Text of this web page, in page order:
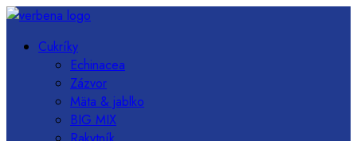
Cukríky
Echinacea
Zázvor
Mäta & jablko
BIG MIX